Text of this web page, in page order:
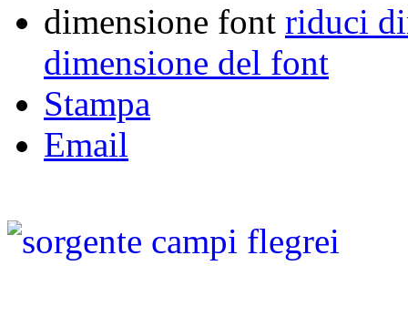
dimensione font riduci
dimensione del font
Stampa
Email